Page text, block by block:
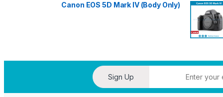
Canon EOS 5D Mark IV (Body Only)
Sign Up